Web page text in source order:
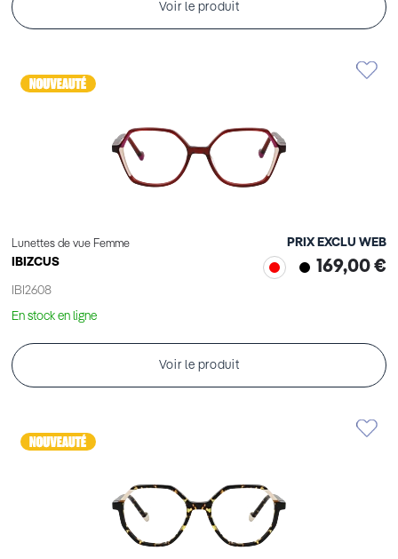
Voir le produit
Lunettes de vue Femme
IBIZCUS
IBI2608
PRIX EXCLU WEB
169,00 €
En stock en ligne
Voir le produit